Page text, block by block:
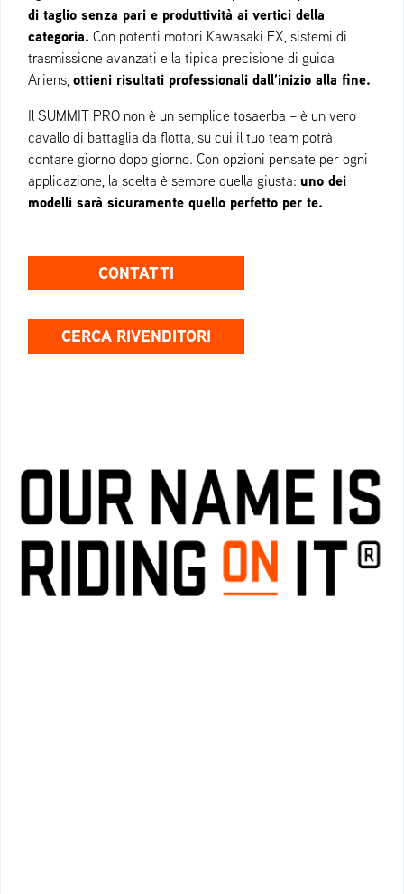
di taglio senza pari e produttività ai vertici della
categoria. Con potenti motori Kawasaki FX, sistemi di
trasmissione avanzati e la tipica precisione di guida
Ariens, ottieni risultati professionali dall’inizio alla fine.
Il SUMMIT PRO non è un semplice tosaerba – è un vero
cavallo di battaglia da flotta, su cui il tuo team potrà
contare giorno dopo giorno. Con opzioni pensate per ogni
applicazione, la scelta è sempre quella giusta: uno dei
modelli sarà sicuramente quello perfetto per te.
CONTATTI
CERCA RIVENDITORI